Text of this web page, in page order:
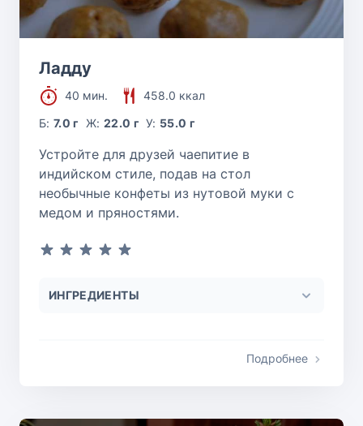
Ладду
40 мин.
458.0 ккал
Б:7.0 г Ж: 22.0 г У: 55.0 г
Устройте для друзей чаепитие в
индийском стиле, подав на стол
необычные конфеты из нутовой муки с
медом и пряностями.
ИНГРЕДИЕНТЫ
Подробнее